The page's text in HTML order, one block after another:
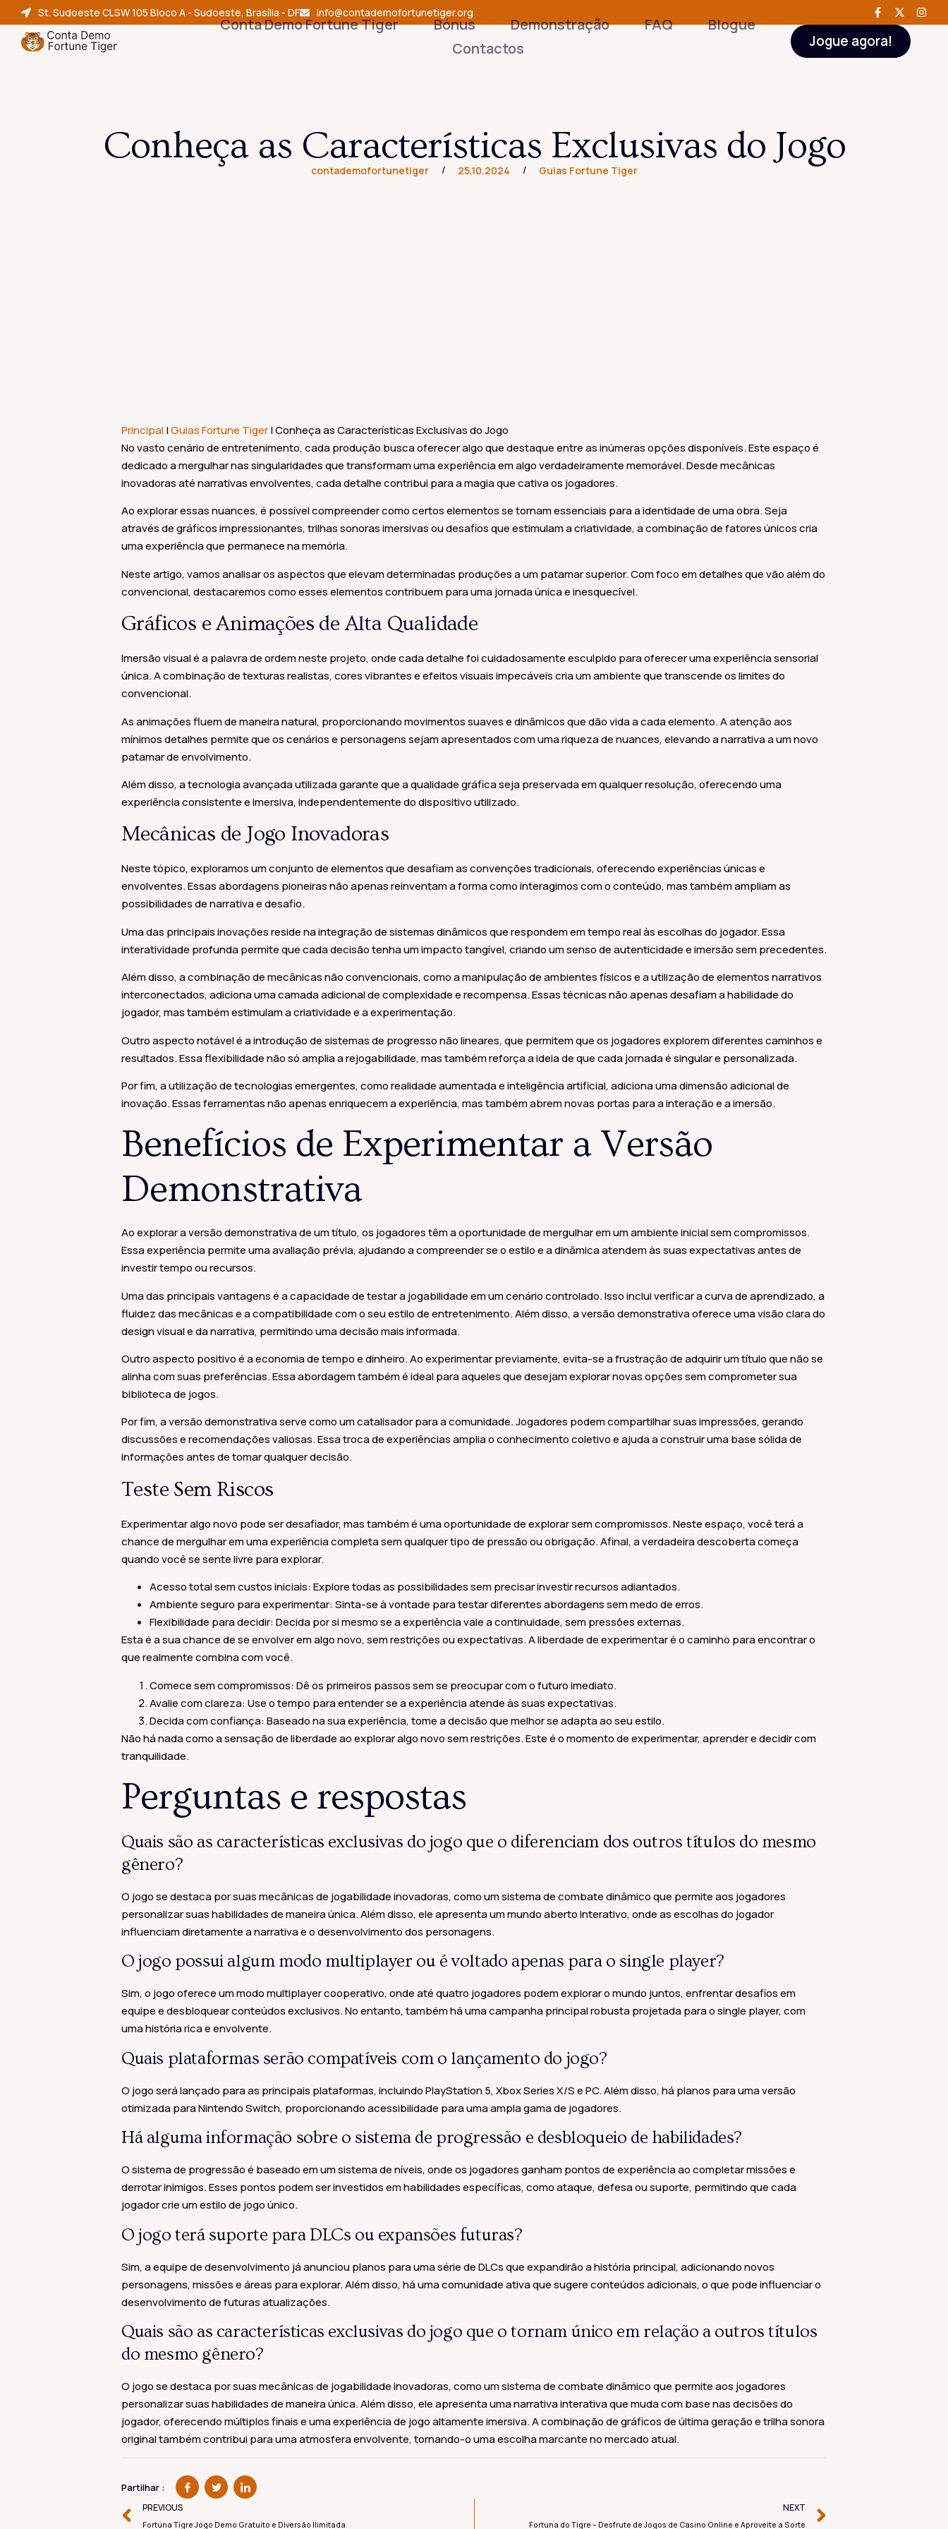
St. Sudoeste CLSW 105 Bloco A - Sudoeste, Brasília - DF info@contademofortunetiger.org
Conta Demo Fortune Tiger Bónus Demonstração FAQ
Blogue
Contactos
Jogue agora!
Conheça as Características Exclusivas do Jogo
contademofortunetiger / 25.10.2024 / Guias Fortune Tiger
Principal|Guias Fortune Tiger|Conheça as Características Exclusivas do Jogo
No vasto cenário de entretenimento, cada produção busca oferecer algo que destaque entre as inúmeras opções disponíveis. Este espaço é
dedicado a mergulhar nas singularidades que transformam uma experiência em algo verdadeiramente memorável. Desde mecânicas
inovadoras até narrativas envolventes, cada detalhe contribui para a magia que cativa os jogadores.
Ao explorar essas nuances, é possível compreender como certos elementos se tornam essenciais para a identidade de uma obra. Seja
através de gráficos impressionantes, trilhas sonoras imersivas ou desafios que estimulam a criatividade, a combinação de fatores únicos cria
uma experiência que permanece na memória.
Neste artigo, vamos analisar os aspectos que elevam determinadas produções a um patamar superior. Com foco em detalhes que vão além do
convencional, destacaremos como esses elementos contribuem para uma jornada única e inesquecível.
Gráficos e Animações de Alta Qualidade
Imersão visual é a palavra de ordem neste projeto, onde cada detalhe foi cuidadosamente esculpido para oferecer uma experiência sensorial
única. A combinação de texturas realistas, cores vibrantes e efeitos visuais impecáveis cria um ambiente que transcende os limites do
convencional.
As animações fluem de maneira natural, proporcionando movimentos suaves e dinâmicos que dão vida a cada elemento. A atenção aos
mínimos detalhes permite que os cenários e personagens sejam apresentados com uma riqueza de nuances, elevando a narrativa a um novo
patamar de envolvimento.
Além disso, a tecnologia avançada utilizada garante que a qualidade gráfica seja preservada em qualquer resolução, oferecendo uma
experiência consistente e imersiva, independentemente do dispositivo utilizado.
Mecânicas de Jogo Inovadoras
Neste tópico, exploramos um conjunto de elementos que desafiam as convenções tradicionais, oferecendo experiências únicas e
envolventes. Essas abordagens pioneiras não apenas reinventam a forma como interagimos com o conteúdo, mas também ampliam as
possibilidades de narrativa e desafio.
Uma das principais inovações reside na integração de sistemas dinâmicos que respondem em tempo real às escolhas do jogador. Essa
interatividade profunda permite que cada decisão tenha um impacto tangível, criando um senso de autenticidade e imersão sem precedentes.
Além disso, a combinação de mecânicas não convencionais, como a manipulação de ambientes físicos e a utilização de elementos narrativos
interconectados, adiciona uma camada adicional de complexidade e recompensa. Essas técnicas não apenas desafiam a habilidade do
jogador, mas também estimulam a criatividade e a experimentação.
Outro aspecto notável é a introdução de sistemas de progresso não lineares, que permitem que os jogadores explorem diferentes caminhos e
resultados. Essa flexibilidade não só amplia a rejogabilidade, mas também reforça a ideia de que cada jornada é singular e personalizada.
Por fim, a utilização de tecnologias emergentes, como realidade aumentada e inteligência artificial, adiciona uma dimensão adicional de
inovação. Essas ferramentas não apenas enriquecem a experiência, mas também abrem novas portas para a interação e a imersão.
Benefícios de Experimentar a Versão
Demonstrativa
Ao explorar a versão demonstrativa de um título, os jogadores têm a oportunidade de mergulhar em um ambiente inicial sem compromissos.
Essa experiência permite uma avaliação prévia, ajudando a compreender se o estilo e a dinâmica atendem às suas expectativas antes de
investir tempo ou recursos.
Uma das principais vantagens é a capacidade de testar a jogabilidade em um cenário controlado. Isso inclui verificar a curva de aprendizado, a
fluidez das mecânicas e a compatibilidade com o seu estilo de entretenimento. Além disso, a versão demonstrativa oferece uma visão clara do
design visual e da narrativa, permitindo uma decisão mais informada.
Outro aspecto positivo é a economia de tempo e dinheiro. Ao experimentar previamente, evita-se a frustração de adquirir um título que não se
alinha com suas preferências. Essa abordagem também é ideal para aqueles que desejam explorar novas opções sem comprometer sua
biblioteca de jogos.
Por fim, a versão demonstrativa serve como um catalisador para a comunidade. Jogadores podem compartilhar suas impressões, gerando
discussões e recomendações valiosas. Essa troca de experiências amplia o conhecimento coletivo e ajuda a construir uma base sólida de
informações antes de tomar qualquer decisão.
Teste Sem Riscos
Experimentar algo novo pode ser desafiador, mas também é uma oportunidade de explorar sem compromissos. Neste espaço, você terá a
chance de mergulhar em uma experiência completa sem qualquer tipo de pressão ou obrigação. Afinal, a verdadeira descoberta começa
quando você se sente livre para explorar.
Acesso total sem custos iniciais: Explore todas as possibilidades sem precisar investir recursos adiantados.
Ambiente seguro para experimentar: Sinta-se à vontade para testar diferentes abordagens sem medo de erros.
Flexibilidade para decidir: Decida por si mesmo se a experiência vale a continuidade, sem pressões externas.
Esta é a sua chance de se envolver em algo novo, sem restrições ou expectativas. A liberdade de experimentar é o caminho para encontrar o
que realmente combina com você.
Comece sem compromissos: Dê os primeiros passos sem se preocupar com o futuro imediato.
Avalie com clareza: Use o tempo para entender se a experiência atende às suas expectativas.
Decida com confiança: Baseado na sua experiência, tome a decisão que melhor se adapta ao seu estilo.
Não há nada como a sensação de liberdade ao explorar algo novo sem restrições. Este é o momento de experimentar, aprender e decidir com
tranquilidade.
Perguntas e respostas
Quais são as características exclusivas do jogo que o diferenciam dos outros títulos do mesmo
gênero?
O jogo se destaca por suas mecânicas de jogabilidade inovadoras, como um sistema de combate dinâmico que permite aos jogadores
personalizar suas habilidades de maneira única. Além disso, ele apresenta um mundo aberto interativo, onde as escolhas do jogador
influenciam diretamente a narrativa e o desenvolvimento dos personagens.
O jogo possui algum modo multiplayer ou é voltado apenas para o single player?
Sim, o jogo oferece um modo multiplayer cooperativo, onde até quatro jogadores podem explorar o mundo juntos, enfrentar desafios em
equipe e desbloquear conteúdos exclusivos. No entanto, também há uma campanha principal robusta projetada para o single player, com
uma história rica e envolvente.
Quais plataformas serão compatíveis com o lançamento do jogo?
O jogo será lançado para as principais plataformas, incluindo PlayStation 5, Xbox Series X/S e PC. Além disso, há planos para uma versão
otimizada para Nintendo Switch, proporcionando acessibilidade para uma ampla gama de jogadores.
Há alguma informação sobre o sistema de progressão e desbloqueio de habilidades?
O sistema de progressão é baseado em um sistema de níveis, onde os jogadores ganham pontos de experiência ao completar missões e
derrotar inimigos. Esses pontos podem ser investidos em habilidades específicas, como ataque, defesa ou suporte, permitindo que cada
jogador crie um estilo de jogo único.
O jogo terá suporte para DLCs ou expansões futuras?
Sim, a equipe de desenvolvimento já anunciou planos para uma série de DLCs que expandirão a história principal, adicionando novos
personagens, missões e áreas para explorar. Além disso, há uma comunidade ativa que sugere conteúdos adicionais, o que pode influenciar o
desenvolvimento de futuras atualizações.
Quais são as características exclusivas do jogo que o tornam único em relação a outros títulos
do mesmo gênero?
O jogo se destaca por suas mecânicas de jogabilidade inovadoras, como um sistema de combate dinâmico que permite aos jogadores
personalizar suas habilidades de maneira única. Além disso, ele apresenta uma narrativa interativa que muda com base nas decisões do
jogador, oferecendo múltiplos finais e uma experiência de jogo altamente imersiva. A combinação de gráficos de última geração e trilha sonora
original também contribui para uma atmosfera envolvente, tornando-o uma escolha marcante no mercado atual.
Partilhar :
PREVIOUS
Fortuna Tigre Jogo Demo Gratuito e Diversão Ilimitada
NEXT
Fortuna do Tigre – Desfrute de Jogos de Casino Online e Aproveite a Sorte